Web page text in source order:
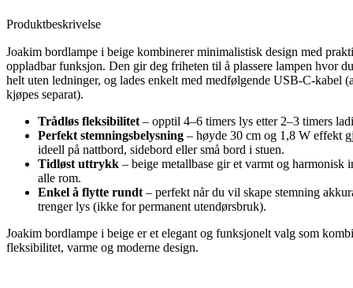
Produktbeskrivelse
Joakim bordlampe i beige kombinerer minimalistisk design med
oppladbar funksjon. Den gir deg friheten til å plassere lampen hvor
helt uten ledninger, og lades enkelt med medfølgende USB-C-kabel
kjøpes separat).
Trådløs fleksibilitet– opptil 4–6 timers lys etter 2–3 timers
Perfekt stemningsbelysning – høyde 30 cm og 1,8 W effekt
ideell på nattbord, sidebord eller små bord i stuen.
Tidløst uttrykk – beige metallbase gir et varmt og harmonisk
alle rom.
Enkel å flytte rundt– perfekt når du vil skape stemning
trenger lys (ikke for permanent utendørsbruk).
Joakim bordlampe i beige er et elegant og funksjonelt valg som
fleksibilitet, varme og moderne design.